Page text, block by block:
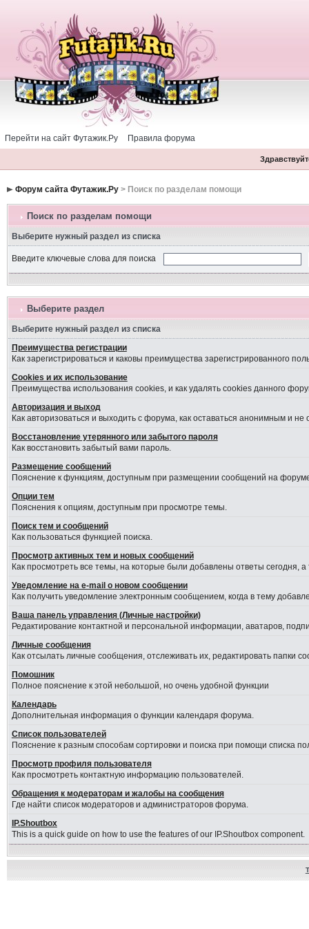
Перейти на сайт Футажик.Ру Правила форума
Форум сайта Футажик.Ру> Поиск по разделам помощи
Поиск по разделам помощи
Выберите нужный раздел из списка
Введите ключевые слова для поиска
Выберите раздел
Выберите нужный раздел из списка
Преимущества регистрации
Как зарегистрироваться и каковы преимущества зарегистрированного
Cookies и их использование
Преимущества использования cookies, и как удалять cookies данного
Авторизация и выход
Как авторизоваться и выходить с форума, как оставаться анонимным и
Восстановление утерянного или забытого пароля
Как восстановить забытый вами пароль.
Размещение сообщений
Пояснение к функциям, доступным при размещении сообщений на
Опции тем
Пояснения к опциям, доступным при просмотре темы.
Поиск тем и сообщений
Как пользоваться функцией поиска.
Просмотр активных тем и новых сообщений
Как просмотреть все темы, на которые были добавлены ответы сегодня,
Уведомление на е-mail о новом сообщении
Как получить уведомление электронным сообщением, когда в тему
Ваша панель управления (Личные настройки)
Редактирование контактной и персональной информации, аватаров,
Личные сообщения
Как отсылать личные сообщения, отслеживать их, редактировать папки
Помошник
Полное пояснение к этой небольшой, но очень удобной функции
Календарь
Дополнительная информация о функции календаря форума.
Список пользователей
Пояснение к разным способам сортировки и поиска при помощи списка
Просмотр профиля пользователя
Как просмотреть контактную информацию пользователей.
Обращения к модераторам и жалобы на сообщения
Где найти список модераторов и администраторов форума.
IP.Shoutbox
This is a quick guide on how to use the features of our IP.Shoutbox component.